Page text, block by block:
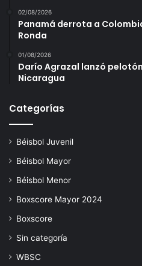
02/08/2026
Panamá derrota a
Ronda
01/08/2026
Darío Agrazal lanzó
Nicaragua
Categorías
Béisbol Juvenil
Béisbol Mayor
Béisbol Menor
Boxscore Mayor 2024
Boxscore
Sin categoría
WBSC